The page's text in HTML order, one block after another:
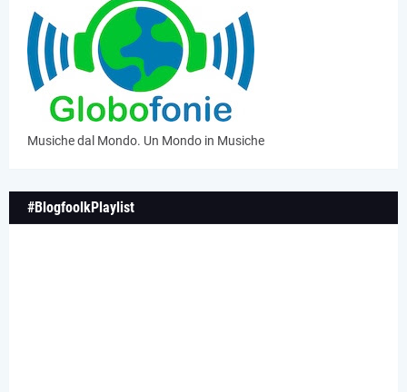
Musiche dal Mondo. Un Mondo in Musiche
#BlogfoolkPlaylist